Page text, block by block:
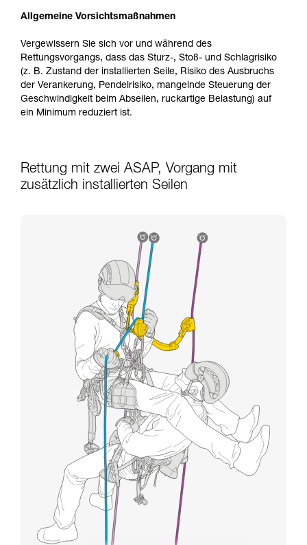
Allgemeine Vorsichtsmaßnahmen
Vergewissern Sie sich vor und während des
Rettungsvorgangs, dass das Sturz-, Stoß- und Schlagrisiko
(z. B. Zustand der installierten Seile, Risiko des Ausbruchs
der Verankerung, Pendelrisiko, mangelnde Steuerung der
Geschwindigkeit beim Abseilen, ruckartige Belastung) auf
ein Minimum reduziert ist.
Rettung mit zwei ASAP, Vorgang mit
zusätzlich installierten Seilen